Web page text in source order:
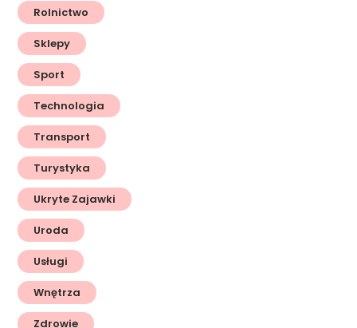
Rolnictwo
Sklepy
Sport
Technologia
Transport
Turystyka
Ukryte Zajawki
Uroda
Usługi
Wnętrza
Zdrowie